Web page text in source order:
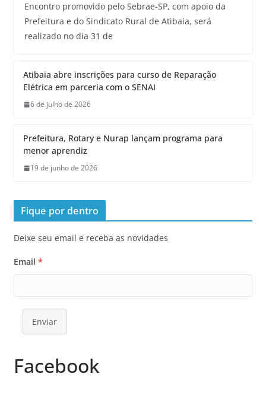
Encontro promovido pelo Sebrae-SP, com apoio da
Prefeitura e do Sindicato Rural de Atibaia, será
realizado no dia 31 de
Atibaia abre inscrições para curso de Reparação
Elétrica em parceria com o SENAI
6 de julho de 2026
Prefeitura, Rotary e Nurap lançam programa para
menor aprendiz
19 de junho de 2026
Fique por dentro
Deixe seu email e receba as novidades
Email *
Enviar
Facebook